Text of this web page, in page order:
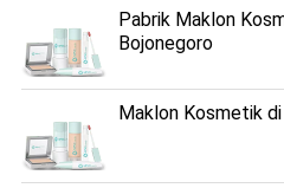
Pabrik Maklon
Bojonegoro
Maklon Kosmetik